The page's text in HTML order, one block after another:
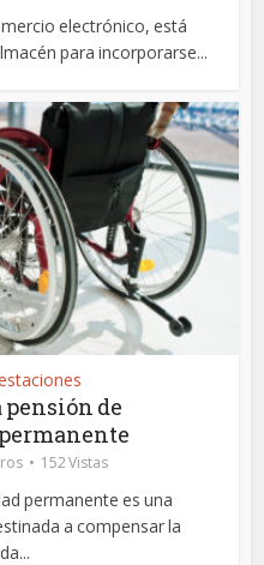
electrónico, está
para incorporarse...
pensión de
152 Vistas
permanente es una
a compensar la